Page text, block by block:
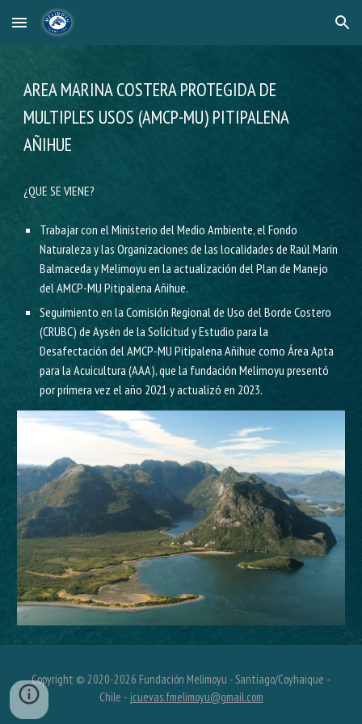
Skip to main content Skip to navigation
AREA MARINA COSTERA PROTEGIDA DE
MULTIPLES USOS (AMCP-MU) PITIPALENA
AÑIHUE
¿QUE SE VIENE?
Trabajar con el Ministerio del Medio Ambiente, el Fondo
Naturaleza y las Organizaciones de las localidades de Raúl Marín
Balmaceda y Melimoyu en la actualización del Plan de Manejo
del AMCP-MU Pitipalena Añihue.
Seguimiento en la Comisión Regional de Uso del Borde Costero
(CRUBC) de Aysén de la Solicitud y Estudio para la
Desafectación del AMCP-MU Pitipalena Añihue como Área Apta
para la Acuicultura (AAA), que la fundación Melimoyu presentó
por primera vez el año 2021 y actualizó en 2023.
Copyright © 2020-2026 Fundación Melimoyu - Santiago/Coyhaique -
Chile - jcuevas.fmelimoyu@gmail.com